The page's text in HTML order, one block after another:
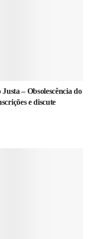
– Obsolescência do
e discute